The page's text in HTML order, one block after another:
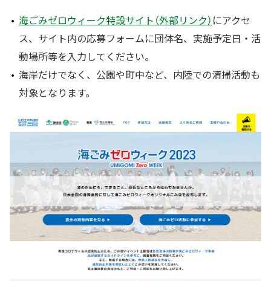
海ごみゼロウィーク特設サイト（外部リンク） にアクセ
ス、サイト内の応募フォームに団体名、実施予定日・活
動場所等を入力してください。
海岸だけでなく、公園や町中など、内陸での清掃活動も
対象となります。